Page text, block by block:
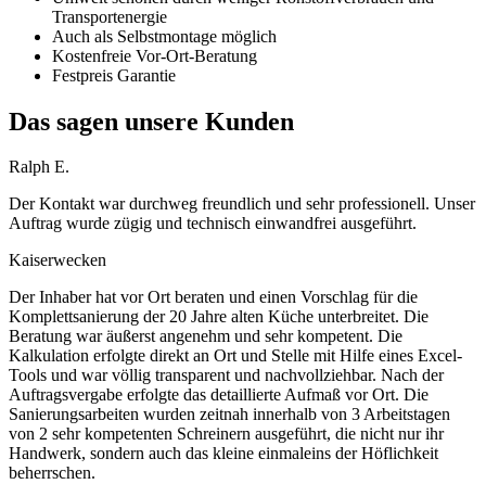
Transportenergie
Auch als Selbstmontage möglich
Kostenfreie Vor-Ort-Beratung
Festpreis Garantie
Das sagen unsere Kunden
Ralph E.
Der Kontakt war durchweg freundlich und sehr professionell. Unser
Auftrag wurde zügig und technisch einwandfrei ausgeführt.
Kaiserwecken
Der Inhaber hat vor Ort beraten und einen Vorschlag für die
Komplettsanierung der 20 Jahre alten Küche unterbreitet. Die
Beratung war äußerst angenehm und sehr kompetent. Die
Kalkulation erfolgte direkt an Ort und Stelle mit Hilfe eines Excel-
Tools und war völlig transparent und nachvollziehbar. Nach der
Auftragsvergabe erfolgte das detaillierte Aufmaß vor Ort. Die
Sanierungsarbeiten wurden zeitnah innerhalb von 3 Arbeitstagen
von 2 sehr kompetenten Schreinern ausgeführt, die nicht nur ihr
Handwerk, sondern auch das kleine einmaleins der Höflichkeit
beherrschen.